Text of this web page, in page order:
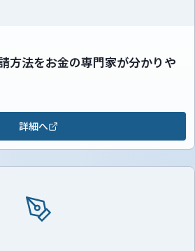
方法をお金の専門家が分かりや
詳細へ